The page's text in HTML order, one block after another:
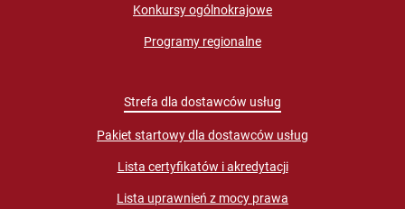
Konkursy ogólnokrajowe
Programy regionalne
Strefa dla dostawców usług
Pakiet startowy dla dostawców usług
Lista certyfikatów i akredytacji
Lista uprawnień z mocy prawa